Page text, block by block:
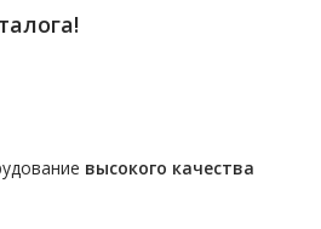
высокого качества